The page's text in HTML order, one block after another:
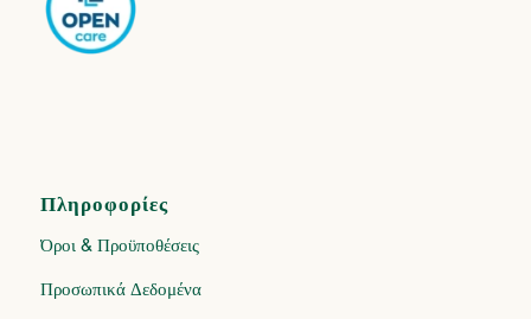
Πληροφορίες
Όροι & Προϋποθέσεις
Προσωπικά Δεδομένα